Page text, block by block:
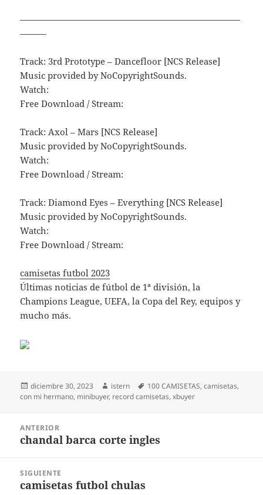
—————————————————————————
———
Track: 3rd Prototype – Dancefloor [NCS Release]
Music provided by NoCopyrightSounds.
Watch:
Free Download / Stream:
Track: Axol – Mars [NCS Release]
Music provided by NoCopyrightSounds.
Watch:
Free Download / Stream:
Track: Diamond Eyes – Everything [NCS Release]
Music provided by NoCopyrightSounds.
Watch:
Free Download / Stream:
camisetas futbol 2023
Últimas noticias de fútbol de 1ª división, la
Champions League, UEFA, la Copa del Rey, equipos y
mucho más.
Publicado
el
diciembre 30, 2023 Autor
istern Etiquetas
100 CAMISETAS,camisetas,
con mi hermano, minibuyer, record camisetas,xbuyer
entradas
ANTERIOR
Entrada
chandal barca corte ingles
SIGUIENTE
Entrada
camisetas futbol chulas